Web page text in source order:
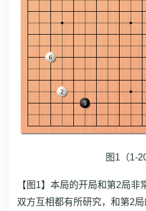
图1（1-20
【图1】本局的开局和第2局
双方互相都有所研究，和第2